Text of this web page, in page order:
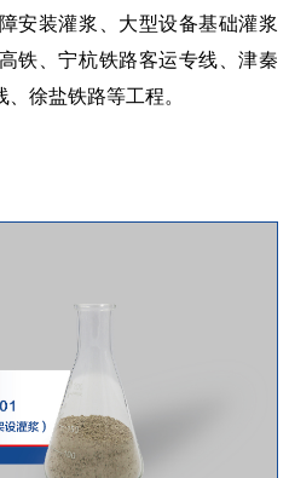
安装灌浆、大型设备基础灌浆
铁、宁杭铁路客运专线、津秦
徐盐铁路等工程。